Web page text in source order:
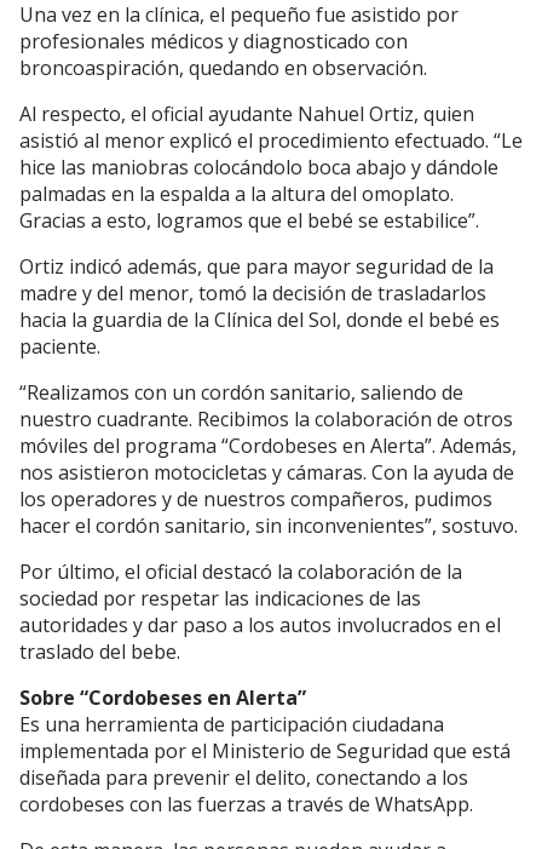
Una vez en la clínica, el pequeño fue asistido por
profesionales médicos y diagnosticado con
broncoaspiración, quedando en observación.
Al respecto, el oficial ayudante Nahuel Ortiz, quien
asistió al menor explicó el procedimiento efectuado. “Le
hice las maniobras colocándolo boca abajo y dándole
palmadas en la espalda a la altura del omoplato.
Gracias a esto, logramos que el bebé se estabilice”.
Ortiz indicó además, que para mayor seguridad de la
madre y del menor, tomó la decisión de trasladarlos
hacia la guardia de la Clínica del Sol, donde el bebé es
paciente.
“Realizamos con un cordón sanitario, saliendo de
nuestro cuadrante. Recibimos la colaboración de otros
móviles del programa “Cordobeses en Alerta”. Además,
nos asistieron motocicletas y cámaras. Con la ayuda de
los operadores y de nuestros compañeros, pudimos
hacer el cordón sanitario, sin inconvenientes”, sostuvo.
Por último, el oficial destacó la colaboración de la
sociedad por respetar las indicaciones de las
autoridades y dar paso a los autos involucrados en el
traslado del bebe.
Sobre “Cordobeses en Alerta”
Es una herramienta de participación ciudadana
implementada por el Ministerio de Seguridad que está
diseñada para prevenir el delito, conectando a los
cordobeses con las fuerzas a través de WhatsApp.